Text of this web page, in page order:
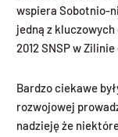
wspiera Sobotnio-
jedną z
2012 SNSP w
Bardzo ciekawe
rozwojowej
nadzieję że